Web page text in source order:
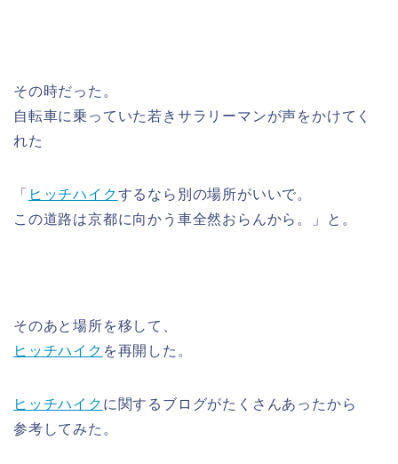
その時だった。
自転車に乗っていた若きサラリーマンが声をかけてく
れた
「 ヒッチハイクするなら別の場所がいいで。
この道路は京都に向かう車全然おらんから。」と。
そのあと場所を移して、
ヒッチハイク を再開した。
ヒッチハイク に関するブログがたくさんあったから
参考してみた。